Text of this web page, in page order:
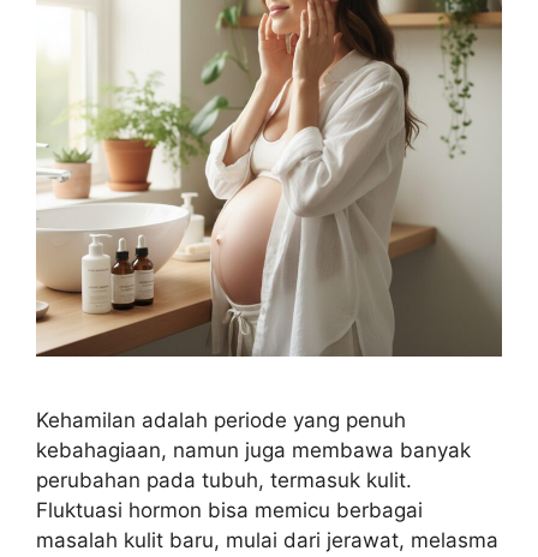
Kehamilan adalah periode yang penuh
kebahagiaan, namun juga membawa banyak
perubahan pada tubuh, termasuk kulit.
Fluktuasi hormon bisa memicu berbagai
masalah kulit baru, mulai dari jerawat, melasma